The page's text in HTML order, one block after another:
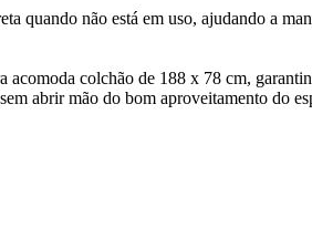
quando não está em uso, ajudando a
acomoda colchão de 188 x 78 cm,
abrir mão do bom aproveitamento do